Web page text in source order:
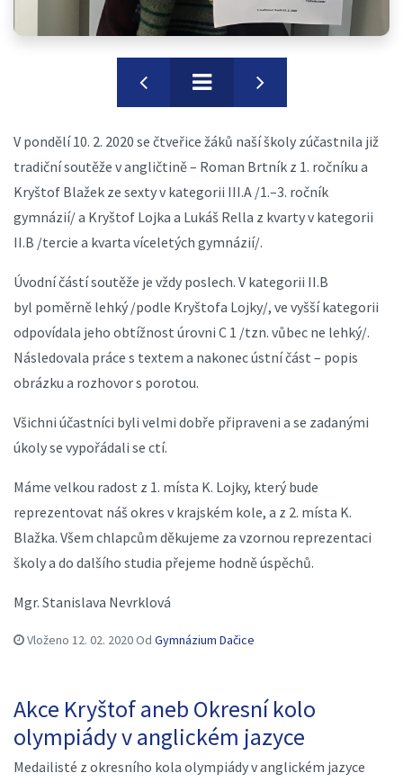
V pondělí 10. 2. 2020 se čtveřice žáků naší školy zúčastnila již
tradiční soutěže v angličtině – Roman Brtník z 1. ročníku a
Kryštof Blažek ze sexty v kategorii III.A /1.–3. ročník
gymnázií/ a Kryštof Lojka a Lukáš Rella z kvarty v kategorii
II.B /tercie a kvarta víceletých gymnázií/.
Úvodní částí soutěže je vždy poslech. V kategorii II.B
byl poměrně lehký /podle Kryštofa Lojky/, ve vyšší kategorii
odpovídala jeho obtížnost úrovni C 1 /tzn. vůbec ne lehký/.
Následovala práce s textem a nakonec ústní část – popis
obrázku a rozhovor s porotou.
Všichni účastníci byli velmi dobře připraveni a se zadanými
úkoly se vypořádali se ctí.
Máme velkou radost z 1. místa K. Lojky, který bude
reprezentovat náš okres v krajském kole, a z 2. místa K.
Blažka. Všem chlapcům děkujeme za vzornou reprezentaci
školy a do dalšího studia přejeme hodně úspěchů.
Mgr. Stanislava Nevrklová
Vloženo 12. 02. 2020Od Gymnázium Dačice
Akce Kryštof aneb Okresní kolo
olympiády v anglickém jazyce
Medailisté z okresního kola olympiády v anglickém jazyce